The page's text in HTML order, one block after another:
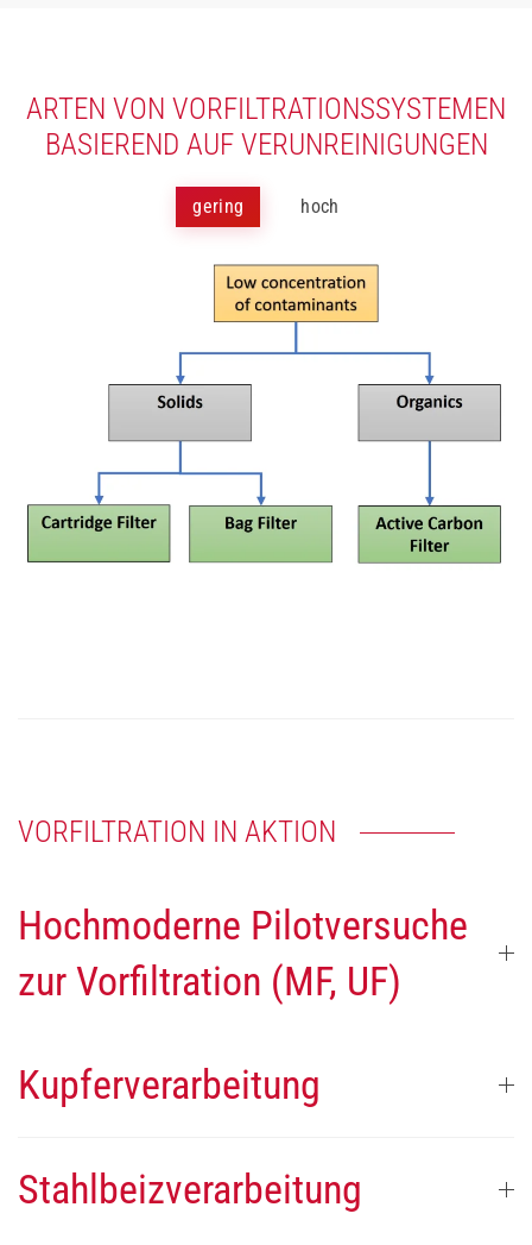
ARTEN VON VORFILTRATIONSSYSTEMEN
BASIEREND AUF VERUNREINIGUNGEN
gering hoch
VORFILTRATION IN AKTION
Hochmoderne Pilotversuche
zur Vorfiltration (MF, UF)
Kupferverarbeitung
Stahlbeizverarbeitung